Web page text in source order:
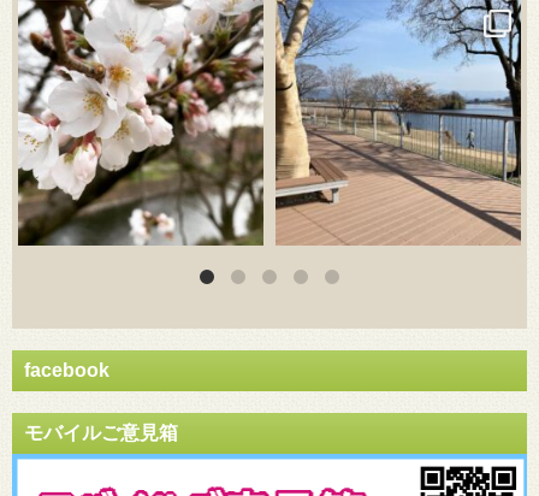
3月 20 3月 18
facebook
モバイルご意見箱